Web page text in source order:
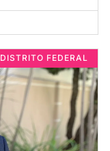
DISTRITO FEDERAL